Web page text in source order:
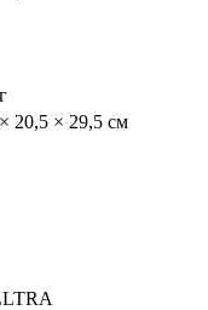
20,5 × 29,5 см